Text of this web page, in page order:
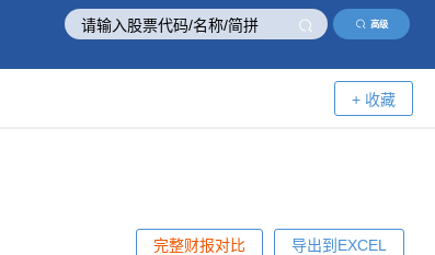
高级
+ 收藏
导出到EXCEL
完整财报对比